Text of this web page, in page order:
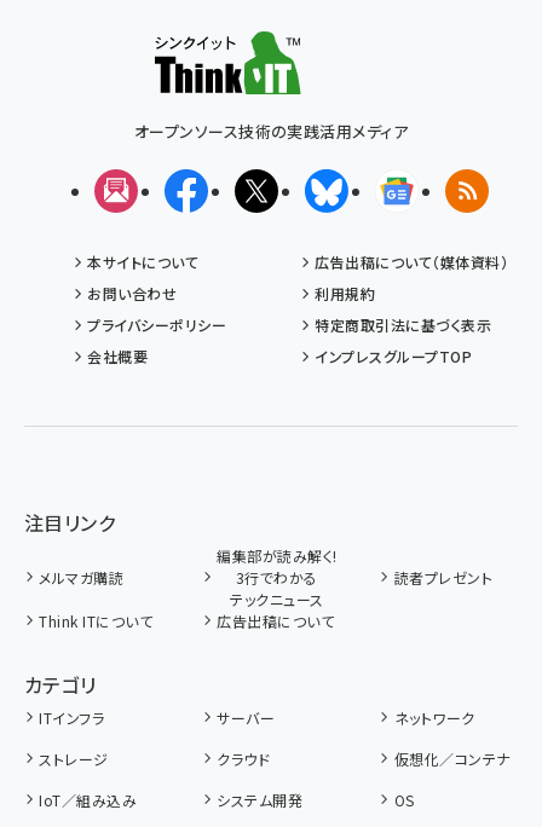
オープンソース技術の実践活用メディア
メルマガFacebookX(エックス)BlueskyGoogleニュ
RSS
本サイトについて
広告出稿について（媒体資料）
お問い合わせ
利用規約
プライバシーポリシー
特定商取引法に基づく表示
会社概要
インプレスグループTOP
注目リンク
メルマガ購読
編集部が読み解く!
3行でわかる
テックニュース
読者プレゼント
Think ITについて 広告出稿について
カテゴリ
ITインフラ サーバー
ネットワーク
ストレージ
クラウド
仮想化／コンテナ
IoT／組み込み
システム開発 OS